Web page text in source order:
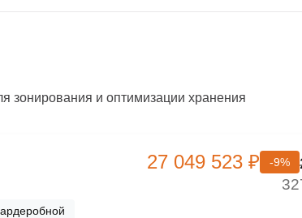
зонирования и оптимизации хранения
27 049 523 ₽ -9%